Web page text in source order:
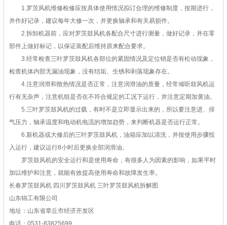
1.罗茨风机维修检修应按具体使用情况拟订合理的维修制度，按期进行，
并作好记录，建议每年大修一次，并更换轴承和有关易损件。
2.拆卸机器前，应对罗茨鼓风机各配合尺寸进行测量，做好记录，并在零
部件上做好标记，以保证装配后维持原来配合要求。
3.经常检查三叶罗茨鼓风机各部位的紧固情况及定位销是否有松动现象，
检查机体内部无漏油现象，没有结垢、生锈和剥落现象存在。
4.注意润滑和散热情况是否正常，注意润滑油的质量，经常倾听鼓风机运
行有无杂声，注意机组是否在不符合规定的工况下运行，并注意定期加黄油。
5.三叶罗茨鼓风机的过载，有时不是立即显示出来的，所以要注意进、排
气压力，轴承温度和电动机电流的增加趋势，来判断机器是否运行正常。
6.新机器或大修后的三叶罗茨鼓风机，油箱应加以清洗，并按使用步骤投
入运行，建议运行8小时后更换全部润滑油。
罗茨鼓风机的安全运行和是使用寿命，有很多人为因素的影响，如果平时
加以维护和注意，就能有效提高使用寿命和故障发生率。
长春罗茨鼓风机 四川罗茨鼓风机 三叶罗茨鼓风机拆解图
山东锦工有限公司
地址：山东省章丘市经济开发区
电话：0531-83825699